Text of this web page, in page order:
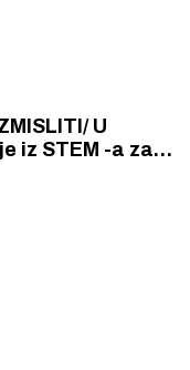
U
iz STEM -a za